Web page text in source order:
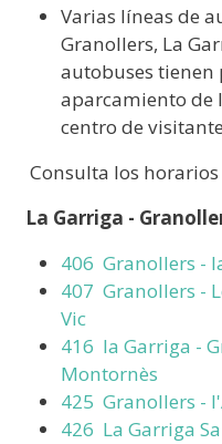
Varias líneas de
Granollers, La
autobuses tienen
aparcamiento de
centro de
Consulta los
La Garriga -
406 Granollers -
407 Granollers -
Vic
416 la Garriga -
Montornès
425 Granollers -
426 La Garriga